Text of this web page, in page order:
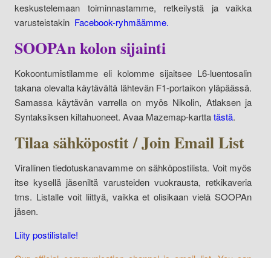
keskustelemaan toiminnastamme, retkeilystä ja vaikka
varusteistakin Facebook-ryhmäämme.
SOOPAn kolon sijainti
Kokoontumistilamme eli kolomme sijaitsee L6-luentosalin
takana olevalta käytävältä lähtevän F1-portaikon yläpäässä.
Samassa käytävän varrella on myös Nikolin, Atlaksen ja
Syntaksiksen kiltahuoneet. Avaa Mazemap-karttatästä.
Tilaa sähköpostit / Join Email List
Virallinen tiedotuskanavamme on sähköpostilista. Voit myös
itse kysellä jäseniltä varusteiden vuokrausta, retkikaveria
tms. Listalle voit liittyä, vaikka et olisikaan vielä SOOPAn
jäsen.
Liity postilistalle!